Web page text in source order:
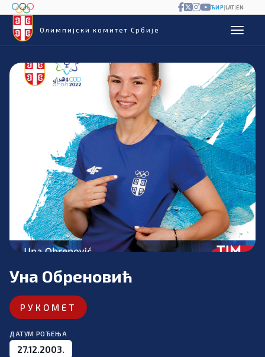
Олимпијски комитет Србије
ЋИР|LAT|EN
Уна Обреновић
РУКОМЕТ
ДАТУМ РОЂЕЊА
27.12.2003.